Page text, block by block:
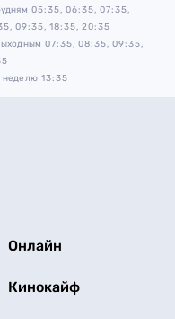
05:35, 06:35, 07:35,
09:35, 18:35, 20:35
07:35, 08:35, 09:35,
неделю 13:35
Онлайн
Кинокайф